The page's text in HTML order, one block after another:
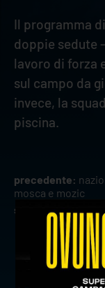
Il programma
doppie sedute
lavoro di forza
sul campo da
invece, la
piscina.
precedente:
mosca e mozic
successivo: